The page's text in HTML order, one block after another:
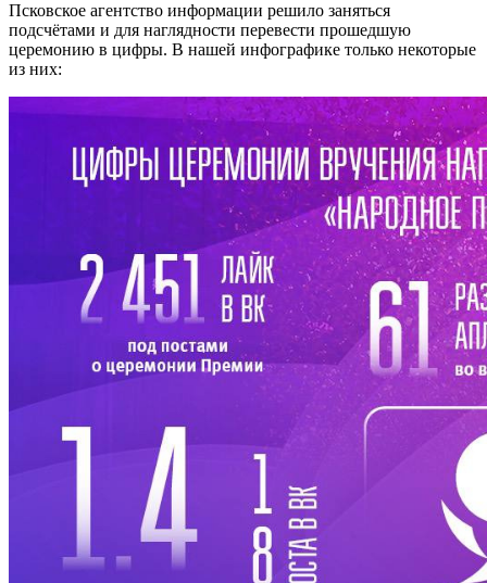
Псковское агентство информации решило заняться
подсчётами и для наглядности перевести прошедшую
церемонию в цифры. В нашей инфографике только некоторые
из них: